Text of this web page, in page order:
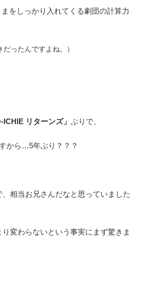
をしっかり入れてくる劇団の計算力
だったんですよね。）
リターンズ」 ぶりで、
から…5年ぶり？？？
、相当お兄さんだなと思っていました
り変わらないという事実にまず驚きま